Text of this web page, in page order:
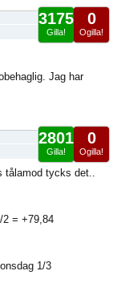
0
Ogilla!
3175
Gilla!
Jag har
0
Ogilla!
2801
Gilla!
tålamod tycks det..
2 = +79,84
1/3